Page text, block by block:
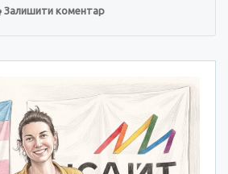
Залишити коментар